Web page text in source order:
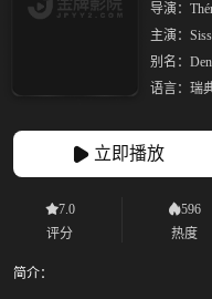
导演：
主演：
别名：
语言： 瑞
立即播放
7.0
评分
596
热度
简介：